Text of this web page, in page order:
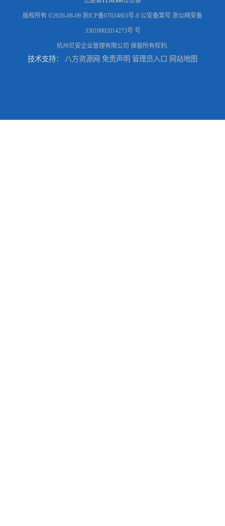
版权所有 ©2026-08-09 浙ICP备07024803号-8 公安备案号 浙公网安备
33010802014273号 号
杭州贝安企业管理有限公司 保留所有权利.
技术支持： 八方资源网 免责声明 管理员入口 网站地图